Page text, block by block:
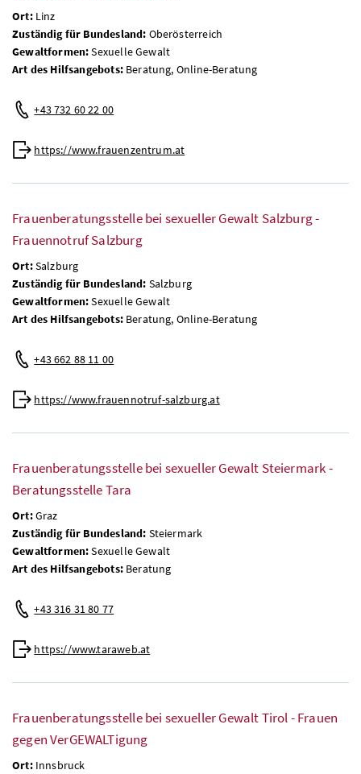
Ort:Linz
Zuständig für Bundesland: Oberösterreich
Gewaltformen:Sexuelle Gewalt
Art des Hilfsangebots:Beratung, Online-Beratung
+43 732 60 22 00
https://www.frauenzentrum.at
Frauenberatungsstelle bei sexueller Gewalt Salzburg -
Frauennotruf Salzburg
Ort:Salzburg
Zuständig für Bundesland: Salzburg
Gewaltformen:Sexuelle Gewalt
Art des Hilfsangebots:Beratung, Online-Beratung
+43 662 88 11 00
https://www.frauennotruf-salzburg.at
Frauenberatungsstelle bei sexueller Gewalt Steiermark -
Beratungsstelle Tara
Ort:Graz
Zuständig für Bundesland: Steiermark
Gewaltformen:Sexuelle Gewalt
Art des Hilfsangebots:Beratung
+43 316 31 80 77
https://www.taraweb.at
Frauenberatungsstelle bei sexueller Gewalt Tirol - Frauen
gegen VerGEWALTigung
Ort:Innsbruck